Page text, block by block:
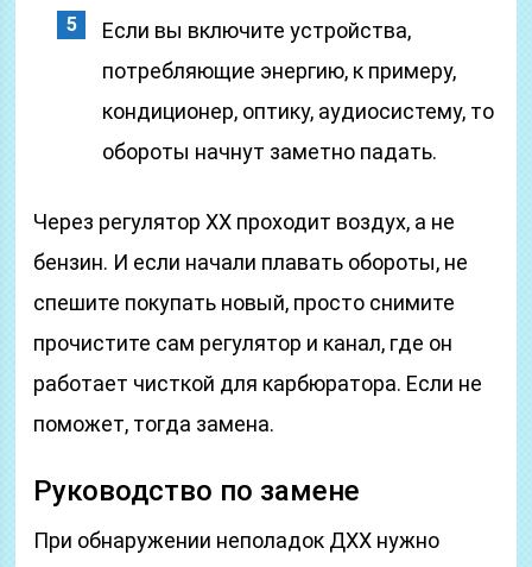
Если вы включите устройства,
потребляющие энергию, к примеру,
кондиционер, оптику, аудиосистему, то
обороты начнут заметно падать.
Через регулятор ХХ проходит воздух, а не
бензин. И если начали плавать обороты, не
спешите покупать новый, просто снимите
прочистите сам регулятор и канал, где он
работает чисткой для карбюратора. Если не
поможет, тогда замена.
Руководство по замене
При обнаружении неполадок ДХХ нужно